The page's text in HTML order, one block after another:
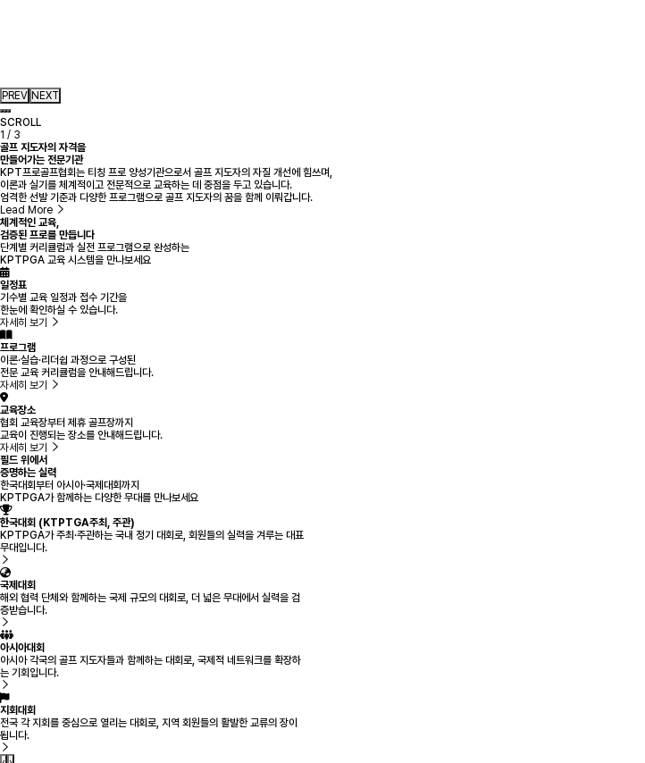
PREV NEXT
SCROLL
1 / 3
골프 지도자의 자격을
만들어가는 전문기관
KPT프로골프협회는 티칭 프로 양성기관으로서 골프 지도자의 자질 개선에 힘쓰며,
이론과 실기를 체계적이고 전문적으로 교육하는 데 중점을 두고 있습니다.
엄격한 선발 기준과 다양한 프로그램으로 골프 지도자의 꿈을 함께 이뤄갑니다.
Lead More
체계적인 교육,
검증된 프로를 만듭니다
단계별 커리큘럼과 실전 프로그램으로 완성하는
KPTPGA 교육 시스템을 만나보세요
일정표
기수별 교육 일정과 접수 기간을
한눈에 확인하실 수 있습니다.
자세히 보기
프로그램
이론·실습·리더쉽 과정으로 구성된
전문 교육 커리큘럼을 안내해드립니다.
자세히 보기
교육장소
협회 교육장부터 제휴 골프장까지
교육이 진행되는 장소를 안내해드립니다.
자세히 보기
필드 위에서
증명하는 실력
한국대회부터 아시아·국제대회까지
KPTPGA가 함께하는 다양한 무대를 만나보세요
한국대회 (KTPTGA주최, 주관)
KPTPGA가 주최·주관하는 국내 정기 대회로, 회원들의 실력을 겨루는 대표
무대입니다.
국제대회
해외 협력 단체와 함께하는 국제 규모의 대회로, 더 넓은 무대에서 실력을 검
증받습니다.
아시아대회
아시아 각국의 골프 지도자들과 함께하는 대회로, 국제적 네트워크를 확장하
는 기회입니다.
지회대회
전국 각 지회를 중심으로 열리는 대회로, 지역 회원들의 활발한 교류의 장이
됩니다.